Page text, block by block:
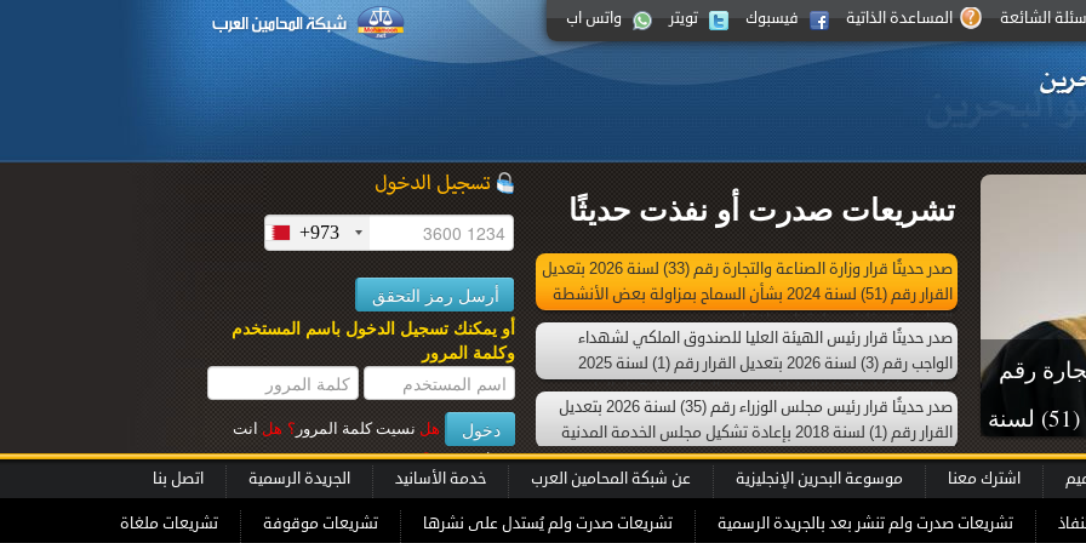
الشائعة المساعدة الذاتية فيسبوك تويتر واتس اب
تشريعات صدرت أو نفذت حديثًا
صدر حديثًا قرار وزارة الصناعة والتجارة رقم (33) لسنة 2026 بتعديل
القرار رقم (51) لسنة 2024 بشأن السماح بمزاولة بعض الأنشطة
التجارية من خلال محل تجاري افتراضي
صدر حديثًا قرار رئيس الهيئة العليا للصندوق الملكي لشهداء
الواجب رقم (3) لسنة 2026 بتعديل القرار رقم (1) لسنة 2025
بإعادة تشكيل الهيئة العليا للصندوق الملكي لشهداء الواجب
صدر حديثًا قرار رئيس مجلس الوزراء رقم (35) لسنة 2026 بتعديل
القرار رقم (1) لسنة 2018 بإعادة تشكيل مجلس الخدمة المدنية
رقم
(33) لسنة 2026 بتعديل القرار رقم (51) لسنة
+973
أو يمكنك تسجيل الدخول باسم المستخدم
وكلمة المرور
هل نسيت كلمة المرور ؟ هل انت
عميل جديــد؟
اشترك معنا موسوعة البحرين الإنجليزية عن شبكة المحامين العرب خدمة الأسانيد الجريدة الرسمية اتصل بنا
تشريعات صدرت ولم تنشر بعد بالجريدة الرسمية تشريعات صدرت ولم يُستدل على نشرها تشريعات موقوفة تشريعات ملغاة